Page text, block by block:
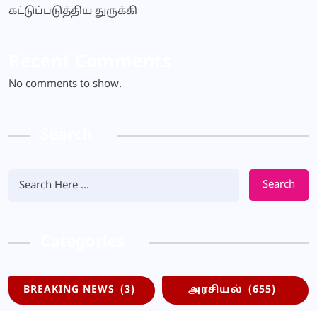
கட்டுப்படுத்திய துருக்கி
No comments to show.
Search
BREAKING NEWS (3) அரசியல் (655)